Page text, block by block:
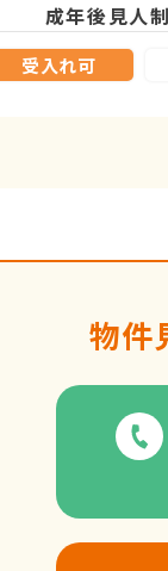
成年後見人
受入れ可
物件